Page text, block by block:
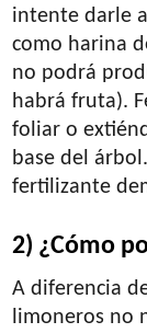
intente darle
como harina
no podrá
habrá fruta).
foliar o
base del
fertilizante
2) ¿Cómo
A diferencia
limoneros no